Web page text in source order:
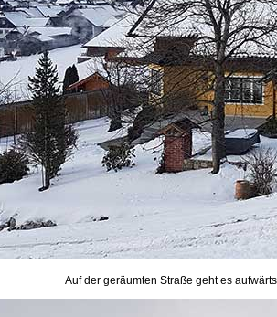
Auf der geräumten Straße geht es